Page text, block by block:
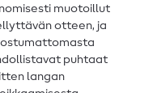
muotoillut
otteen, ja
puhtaat
langan